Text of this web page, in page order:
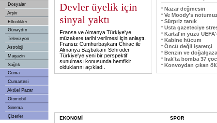
Dosyalar
Arşiv
Etkinlikler
Günaydın
Televizyon
Astroloji
Magazin
Sağlık
Cuma
Cumartesi
Aktüel Pazar
Otomobil
Sinema
Çizerler
Devler üyelik için
sinyal yaktı
Fransa ve Almanya Türkiye'ye
müzakere tarihi verilmesi için anlaştı.
Fransız Cumhurbaşkanı Chirac ile
Almanya Başbakanı Schröder
Türkiye'ye yeni bir perspektif
sunulması konusunda hemfikir
olduklarını açıkladı.
Nazar değmesin
Ve Moody's
Sürpriz tanık
Usta gazeteciye
Kartal'ın yüzü
Kabine hücum
Öncü değil işaretçi
Benzin ve
Irak'ta bomba 37
Konvoydan çıkan
EKONOMİ SPOR